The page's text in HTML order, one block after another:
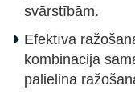
svārstībām.
Efektīva
kombinācija
palielina